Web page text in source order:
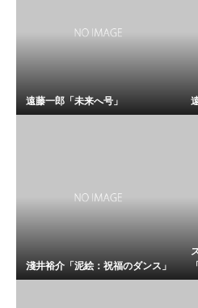
遠藤一郎「未来へ号」
淺井裕介「泥絵：祝福のダンス」